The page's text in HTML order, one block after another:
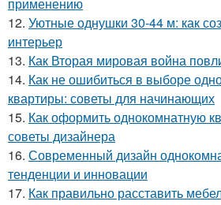
12. Уютные однушки 30-44 м: как
интерьер
13. Как Вторая мировая война
14. Как не ошибиться в выборе
квартиры: советы для начинающих
15. Как оформить однокомнатную
советы дизайнера
16. Современный дизайн
тенденции и инновации
17. Как правильно расставить